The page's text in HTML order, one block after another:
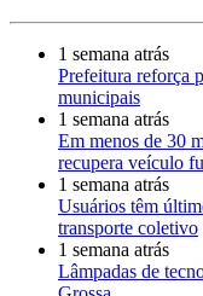
1 semana atrás
Prefeitura reforça
municipais
1 semana atrás
Em menos de 30
recupera veículo
1 semana atrás
Usuários têm
transporte coletivo
1 semana atrás
Lâmpadas de